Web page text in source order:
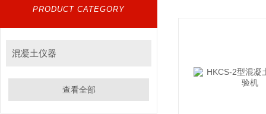
PRODUCT CATEGORY
混凝土仪器
查看全部